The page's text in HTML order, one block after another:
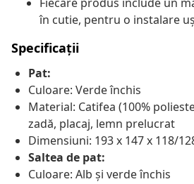
în cutie, pentru o instalare
Specificații
Pat:
Culoare: Verde închis
Material: Catifea (100%
zadă, placaj, lemn prelucrat
Dimensiuni: 193 x 147 x 118/
Saltea de pat:
Culoare: Alb și verde închis